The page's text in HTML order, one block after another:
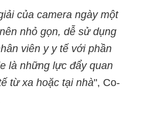
của camera ngày một
nhỏ gọn, dễ sử dụng
viên y y tế với phần
là những lực đẩy quan
từ xa hoặc tại nhà", Co-